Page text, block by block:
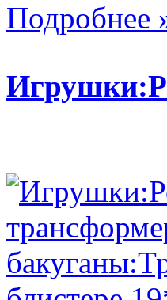
Подробнее